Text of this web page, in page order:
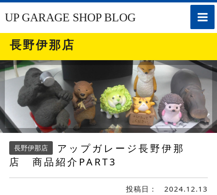
toggle
UP GARAGE SHOP BLOG
長野伊那店
長野伊那店
アップガレージ長野伊那
店 商品紹介PART3
投稿日： 2024.12.13